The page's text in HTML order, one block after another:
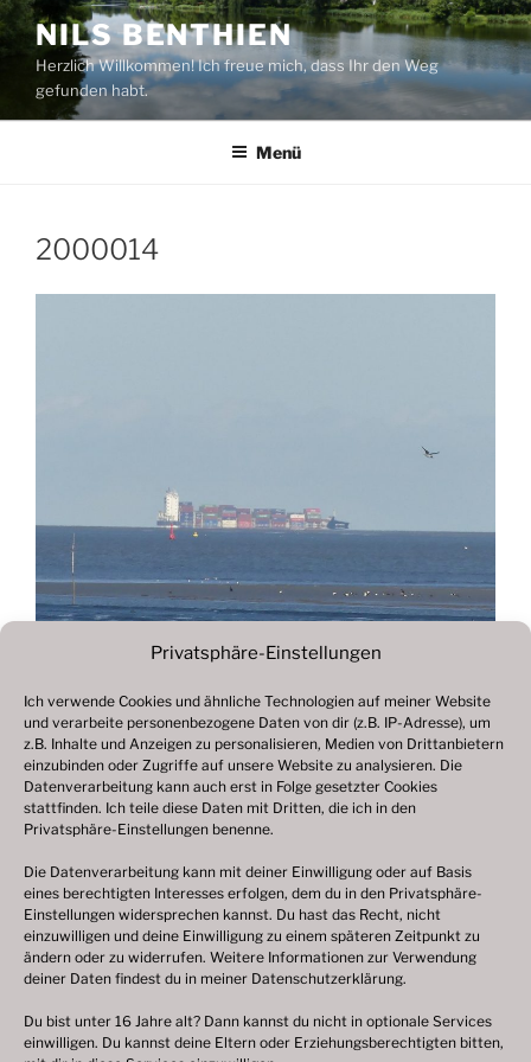
Privatsphäre-Einstellungen
Ich verwende Cookies und ähnliche Technologien auf meiner Website
und verarbeite personenbezogene Daten von dir (z.B. IP-Adresse), um
z.B. Inhalte und Anzeigen zu personalisieren, Medien von Drittanbietern
einzubinden oder Zugriffe auf unsere Website zu analysieren. Die
Datenverarbeitung kann auch erst in Folge gesetzter Cookies
stattfinden. Ich teile diese Daten mit Dritten, die ich in den
Privatsphäre-Einstellungen benenne.
Die Datenverarbeitung kann mit deiner Einwilligung oder auf Basis
eines berechtigten Interesses erfolgen, dem du in den Privatsphäre-
Einstellungen widersprechen kannst. Du hast das Recht, nicht
einzuwilligen und deine Einwilligung zu einem späteren Zeitpunkt zu
ändern oder zu widerrufen. Weitere Informationen zur Verwendung
deiner Daten findest du in meiner Datenschutzerklärung.
Du bist unter 16 Jahre alt? Dann kannst du nicht in optionale Services
einwilligen. Du kannst deine Eltern oder Erziehungsberechtigten bitten,
Zum
Inhalt
springen
NILS BENTHIEN
Herzlich Willkommen! Ich freue mich, dass Ihr den Weg
gefunden habt.
Menü
2000014
Beitragsnavigation
Vorheriger
Beitrag
Fotogalerie 2020
© 2003 – 2025 nilsbenthien.de,Datenschutzerklärung
|Cookie-Richtlinie EU|Impressum